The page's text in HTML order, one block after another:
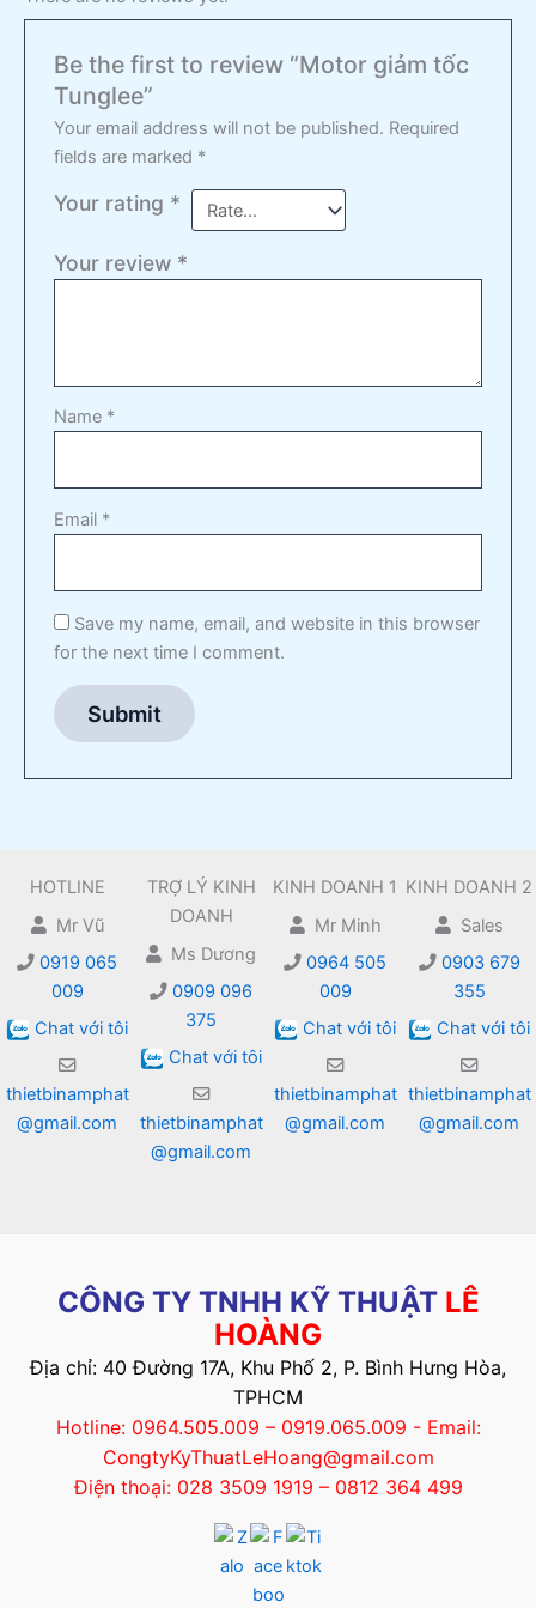
Be the first to review “Motor giảm tốc
Tunglee”
Your email address will not be published. Required
fields are marked *
Your rating *
Your review *
Name *
Email *
Save my name, email, and website in this browser
for the next time I comment.
HOTLINE
Mr Vũ
0919 065
009
Chat với tôi
thietbinamphat
@gmail.com
TRỢ LÝ KINH
DOANH
Ms Dương
0909 096
375
Chat với tôi
thietbinamphat
@gmail.com
KINH DOANH 1
Mr Minh
0964 505
009
Chat với tôi
thietbinamphat
@gmail.com
KINH DOANH 2
Sales
0903 679
355
Chat với tôi
thietbinamphat
@gmail.com
CÔNG TY TNHH KỸ THUẬT LÊ
HOÀNG
Địa chỉ: 40 Đường 17A, Khu Phố 2, P. Bình Hưng Hòa,
TPHCM
Hotline: 0964.505.009 – 0919.065.009 - Email:
CongtyKyThuatLeHoang@gmail.com
Điện thoại: 028 3509 1919 – 0812 364 499